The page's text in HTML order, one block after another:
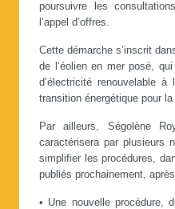
poursuivre les
l’appel d’offres.
Cette démarche s’inscrit
de l’éolien en mer posé,
d’électricité renouvelable
transition énergétique pour
Par ailleurs, Ségolène
caractérisera par plusieurs
simplifier les procédures,
publiés prochainement,
• Une nouvelle procédure,